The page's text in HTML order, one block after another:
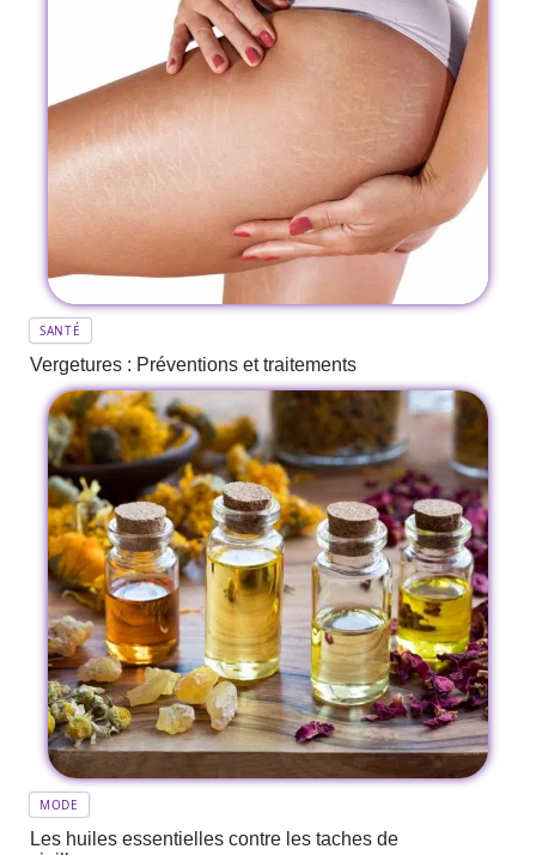
SANTÉ
Vergetures : Préventions et traitements
MODE
Les huiles essentielles contre les taches de